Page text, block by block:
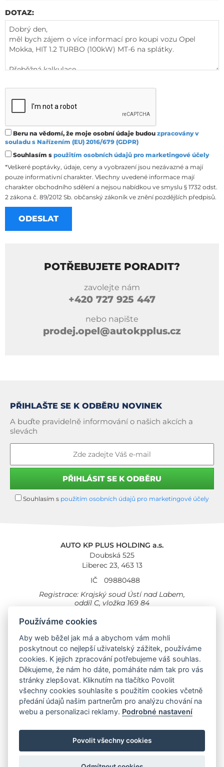
DOTAZ:
Beru na vědomí, že moje osobní údaje budou zpracovány v
souladu s Nařízením (EU) 2016/679 (GDPR)
Souhlasím s použitím osobních údajů pro marketingové účely
*Veškeré poptávky, údaje, ceny a vyobrazení jsou nezávazné a mají
pouze informativní charakter. Všechny uvedené informace mají
charakter obchodního sdělení a nejsou nabídkou ve smyslu § 1732 odst.
2 zákona č. 89/2012 Sb. občanský zákoník ve znění pozdějších předpisů.
POTŘEBUJETE PORADIT?
zavolejte nám
+420 727 925 447
nebo napište
prodej.opel@autokpplus.cz
PŘIHLAŠTE SE K ODBĚRU NOVINEK
A buďte pravidelně informování o našich akcích a
slevách
Souhlasím s použitím osobních údajů pro marketingové účely
AUTO KP PLUS HOLDING a.s.
Doubská 525
Liberec 23, 463 13
IČ
09880488
Registrace: Krajský soud Ústí nad Labem,
oddíl C, vložka 169 84
Cookies Všeobecné obchodní podmínky
Provozovna Toyota
Londýnská 558
Liberec, 460 01
Provozovna Toyota Professional
Doubská 660,
Liberec 463 12
Auto KP Plus:
Nissan Suzuki Citroen Fiat
Toyota Opel Jeep Hyundai
Používáme cookies
Aby web běžel jak má a abychom vám mohli
poskytnout co nejlepší uživatelský zážitek, používáme
cookies. K jejich zpracování potřebujeme váš souhlas.
Děkujeme, že nám ho dáte, pomáháte nám tak pro vás
stránky zlepšovat. Kliknutím na tlačítko Povolit
všechny cookies souhlasíte s použitím cookies včetně
předání údajů našim partnerům pro analýzu chování na
webu a personalizaci reklamy. Podrobné nastavení
Povolit všechny cookies